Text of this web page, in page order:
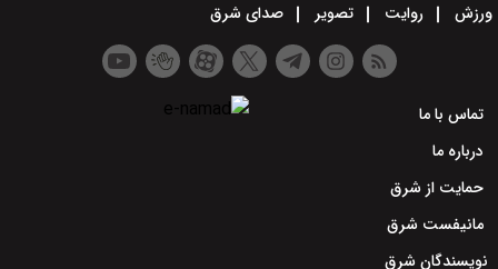
ورزش
روایت تصویر صدای شرق
تماس با ما
درباره ما
حمایت از شرق
مانیفست شرق
نویسندگان شرق